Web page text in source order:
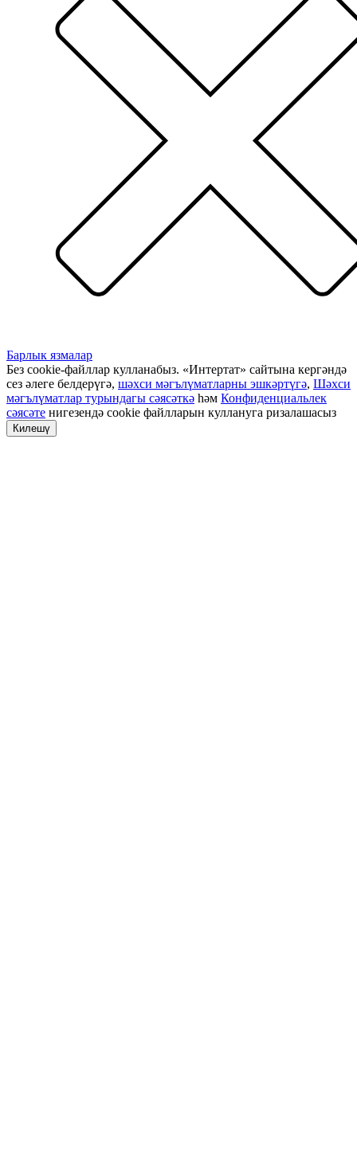
Барлык язмалар
Без cookie-файллар кулланабыз. «Интертат» сайтына кергәндә
сез әлеге белдерүгә, шәхси мәгълүматларны эшкәртүгә, Шәхси
мәгълүматлар турындагы сәясәткә һәм Конфиденциальлек
сәясәте нигезендә cookie файлларын куллануга ризалашасыз
Килешү